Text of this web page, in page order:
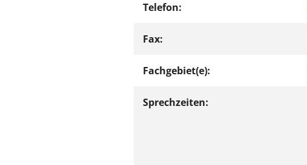
Telefon:
Fax:
Fachgebiet(e):
Sprechzeiten: